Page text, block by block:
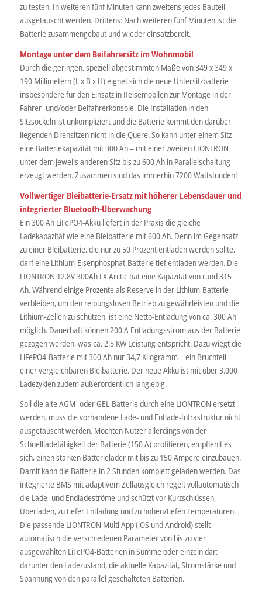
zu testen. In weiteren fünf Minuten kann zweitens jedes Bauteil
ausgetauscht werden. Drittens: Nach weiteren fünf Minuten ist die
Batterie zusammengebaut und wieder einsatzbereit.
Montage unter dem Beifahrersitz im Wohnmobil
Durch die geringen, speziell abgestimmten Maße von 349 x 349 x
190 Millimetern (L x B x H) eignet sich die neue Untersitzbatterie
insbesondere für den Einsatz in Reisemobilen zur Montage in der
Fahrer- und/oder Beifahrerkonsole. Die Installation in den
Sitzsockeln ist unkompliziert und die Batterie kommt den darüber
liegenden Drehsitzen nicht in die Quere. So kann unter einem Sitz
eine Batteriekapazität mit 300 Ah – mit einer zweiten LIONTRON
unter dem jeweils anderen Sitz bis zu 600 Ah in Parallelschaltung –
erzeugt werden. Zusammen sind das immerhin 7200 Wattstunden!
Vollwertiger Bleibatterie-Ersatz mit höherer Lebensdauer und
integrierter Bluetooth-Überwachung
Ein 300 Ah LiFePO4-Akku liefert in der Praxis die gleiche
Ladekapazität wie eine Bleibatterie mit 600 Ah. Denn im Gegensatz
zu einer Bleibatterie, die nur zu 50 Prozent entladen werden sollte,
darf eine Lithium-Eisenphosphat-Batterie tief entladen werden. Die
LIONTRON 12.8V 300Ah LX Arctic hat eine Kapazität von rund 315
Ah. Während einige Prozente als Reserve in der Lithium-Batterie
verbleiben, um den reibungslosen Betrieb zu gewährleisten und die
Lithium-Zellen zu schützen, ist eine Netto-Entladung von ca. 300 Ah
möglich. Dauerhaft können 200 A Entladungsstrom aus der Batterie
gezogen werden, was ca. 2,5 KW Leistung entspricht. Dazu wiegt die
LiFePO4-Batterie mit 300 Ah nur 34,7 Kilogramm – ein Bruchteil
einer vergleichbaren Bleibatterie. Der neue Akku ist mit über 3.000
Ladezyklen zudem außerordentlich langlebig.
Soll die alte AGM- oder GEL-Batterie durch eine LIONTRON ersetzt
werden, muss die vorhandene Lade- und Entlade-Infrastruktur nicht
ausgetauscht werden. Möchten Nutzer allerdings von der
Schnellladefähigkeit der Batterie (150 A) profitieren, empfiehlt es
sich, einen starken Batterielader mit bis zu 150 Ampere einzubauen.
Damit kann die Batterie in 2 Stunden komplett geladen werden. Das
integrierte BMS mit adaptivem Zellausgleich regelt vollautomatisch
die Lade- und Endladeströme und schützt vor Kurzschlüssen,
Überladen, zu tiefer Entladung und zu hohen/tiefen Temperaturen.
Die passende LIONTRON Multi App (iOS und Android) stellt
automatisch die verschiedenen Parameter von bis zu vier
ausgewählten LiFePO4-Batterien in Summe oder einzeln dar:
darunter den Ladezustand, die aktuelle Kapazität, Stromstärke und
Spannung von den parallel geschalteten Batterien.